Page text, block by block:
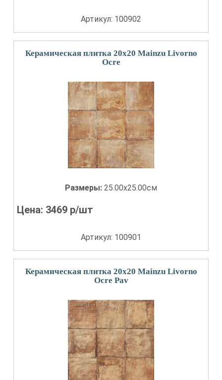
Артикул: 100902
Керамическая плитка 20x20 Mainzu Livorno
Ocre
Размеры: 25.00x25.00см
Цена: 3469 р/шт
Артикул: 100901
Керамическая плитка 20x20 Mainzu Livorno
Ocre Pav